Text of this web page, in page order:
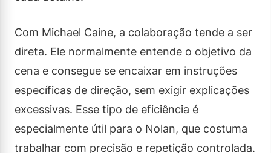
Com Michael Caine, a colaboração tende a ser
direta. Ele normalmente entende o objetivo da
cena e consegue se encaixar em instruções
específicas de direção, sem exigir explicações
excessivas. Esse tipo de eficiência é
especialmente útil para o Nolan, que costuma
trabalhar com precisão e repetição controlada.